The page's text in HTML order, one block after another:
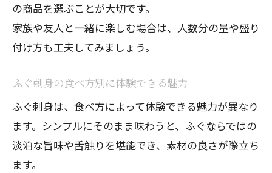
の商品を選ぶことが大切です。
家族や友人と一緒に楽しむ場合は、人数分の量や盛り
付け方も工夫してみましょう。
ふぐ刺身の食べ方別に体験できる魅力
ふぐ刺身は、食べ方によって体験できる魅力が異なり
ます。シンプルにそのまま味わうと、ふぐならではの
淡泊な旨味や舌触りを堪能でき、素材の良さが際立ち
ます。